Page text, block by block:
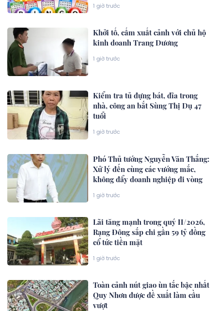
1 giờ trước
Khởi tố, cấm xuất cảnh với chủ hộ
kinh doanh Trang Dương
1 giờ trước
Kiểm tra tủ đựng bát, đĩa trong
nhà, công an bắt Sùng Thị Dụ 47
tuổi
1 giờ trước
Phó Thủ tướng Nguyễn Văn Thắng:
Xử lý đến cùng các vướng mắc,
không đẩy doanh nghiệp đi vòng
1 giờ trước
Lãi tăng mạnh trong quý II/2026,
Rạng Đông sắp chi gần 59 tỷ đồng
cổ tức tiền mặt
1 giờ trước
Toàn cảnh nút giao ùn tắc bậc nhất
Quy Nhơn được đề xuất làm cầu
vượt